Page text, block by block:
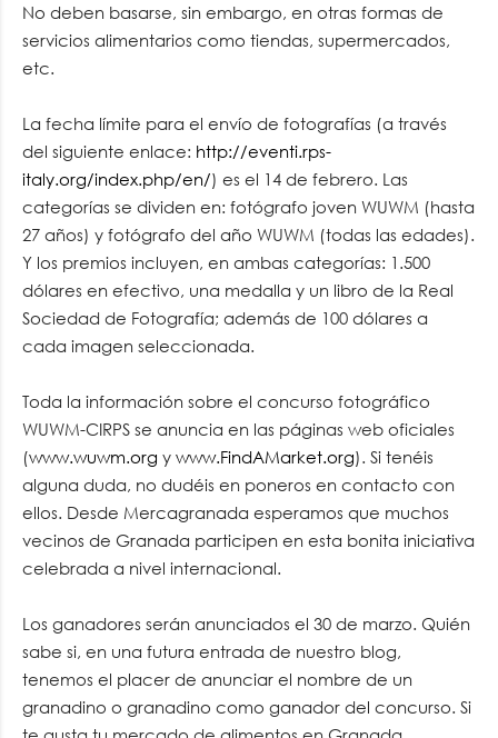
No deben basarse, sin embargo, en otras formas de
servicios alimentarios como tiendas, supermercados,
etc.
La fecha límite para el envío de fotografías (a través
del siguiente enlace: http://eventi.rps-
italy.org/index.php/en/) es el 14 de febrero. Las
categorías se dividen en: fotógrafo joven WUWM (hasta
27 años) y fotógrafo del año WUWM (todas las edades).
Y los premios incluyen, en ambas categorías: 1.500
dólares en efectivo, una medalla y un libro de la Real
Sociedad de Fotografía; además de 100 dólares a
cada imagen seleccionada.
Toda la información sobre el concurso fotográfico
WUWM-CIRPS se anuncia en las páginas web oficiales
(www.wuwm.org y www.FindAMarket.org). Si tenéis
alguna duda, no dudéis en poneros en contacto con
ellos. Desde Mercagranada esperamos que muchos
vecinos de Granada participen en esta bonita iniciativa
celebrada a nivel internacional.
Los ganadores serán anunciados el 30 de marzo. Quién
sabe si, en una futura entrada de nuestro blog,
tenemos el placer de anunciar el nombre de un
granadino o granadino como ganador del concurso. Si